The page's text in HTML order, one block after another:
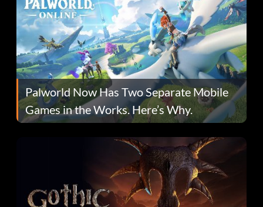
Palworld Now Has Two Separate Mobile
Games in the Works. Here’s Why.